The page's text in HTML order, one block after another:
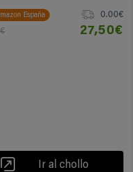
España
0.00€
27,50€
Ir al chollo